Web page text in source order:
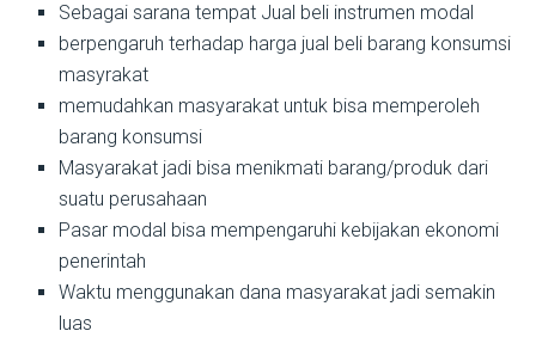
Sebagai sarana tempat Jual beli instrumen modal
berpengaruh terhadap harga jual beli barang konsumsi
masyrakat
memudahkan masyarakat untuk bisa memperoleh
barang konsumsi
Masyarakat jadi bisa menikmati barang/produk dari
suatu perusahaan
Pasar modal bisa mempengaruhi kebijakan ekonomi
penerintah
Waktu menggunakan dana masyarakat jadi semakin
luas